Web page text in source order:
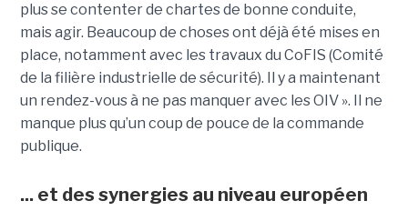
plus se contenter de chartes de bonne conduite,
mais agir. Beaucoup de choses ont déjà été mises en
place, notamment avec les travaux du CoFIS (Comité
de la filière industrielle de sécurité). Il y a maintenant
un rendez-vous à ne pas manquer avec les OIV ». Il ne
manque plus qu’un coup de pouce de la commande
publique.
... et des synergies au niveau européen